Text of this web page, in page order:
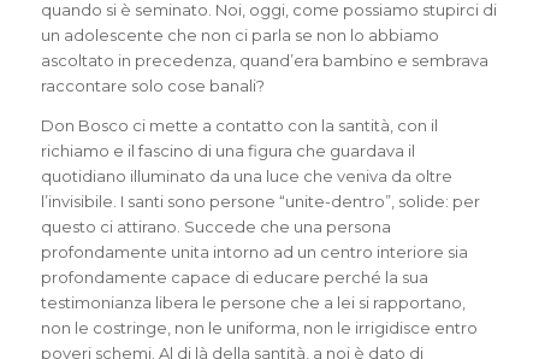
quando si è seminato. Noi, oggi, come possiamo stupirci di
un adolescente che non ci parla se non lo abbiamo
ascoltato in precedenza, quand’era bambino e sembrava
raccontare solo cose banali?
Don Bosco ci mette a contatto con la santità, con il
richiamo e il fascino di una figura che guardava il
quotidiano illuminato da una luce che veniva da oltre
l’invisibile. I santi sono persone “unite-dentro”, solide: per
questo ci attirano. Succede che una persona
profondamente unita intorno ad un centro interiore sia
profondamente capace di educare perché la sua
testimonianza libera le persone che a lei si rapportano,
non le costringe, non le uniforma, non le irrigidisce entro
poveri schemi. Al di là della santità, a noi è dato di